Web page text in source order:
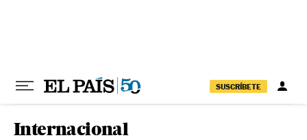
SUSCRÍBETE
Internacional